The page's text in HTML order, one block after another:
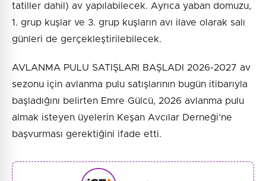
tatiller dahil) av yapılabilecek. Ayrıca yaban domuzu,
1. grup kuşlar ve 3. grup kuşların avı ilave olarak salı
günleri de gerçekleştirilebilecek.
AVLANMA PULU SATIŞLARI BAŞLADI 2026-2027 av
sezonu için avlanma pulu satışlarının bugün itibarıyla
başladığını belirten Emre Gülcü, 2026 avlanma pulu
almak isteyen üyelerin Keşan Avcılar Derneği’ne
başvurması gerektiğini ifade etti.